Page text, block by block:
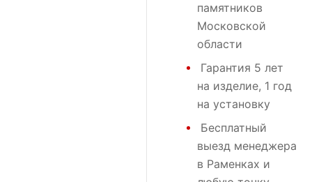
памятников
Московской
области
Гарантия 5 лет
на изделие, 1 год
на установку
Бесплатный
выезд менеджера
в Раменках и